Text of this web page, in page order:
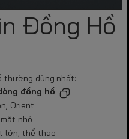
Đồng Hồ
thường dùng nhất:
đồng hồ
Orient
nhỏ
lớn, thể thao